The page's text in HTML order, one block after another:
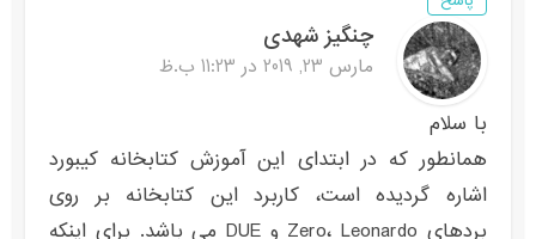
چنگیز شهدی
مارس 23, 2019 در 11:23 ب.ظ
با سلام
همانطور که در ابتدای این آموزش کتابخانه کیبورد
اشاره گردیده است، کاربرد این کتابخانه بر روی
بردهای Zero، Leonardo و DUE می باشد. برای اینکه